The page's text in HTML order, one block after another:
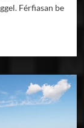
Férfiasan be